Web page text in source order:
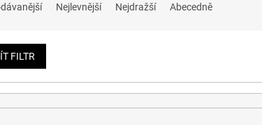
Nejlevnější Nejdražší Abecedně
FILTR